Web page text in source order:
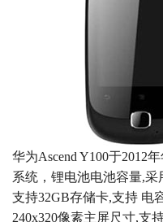
华为Ascend Y100于2012
系统，锂电池电池容量,采
支持32GB存储卡,支持 电
240x320像素主屏尺寸,支